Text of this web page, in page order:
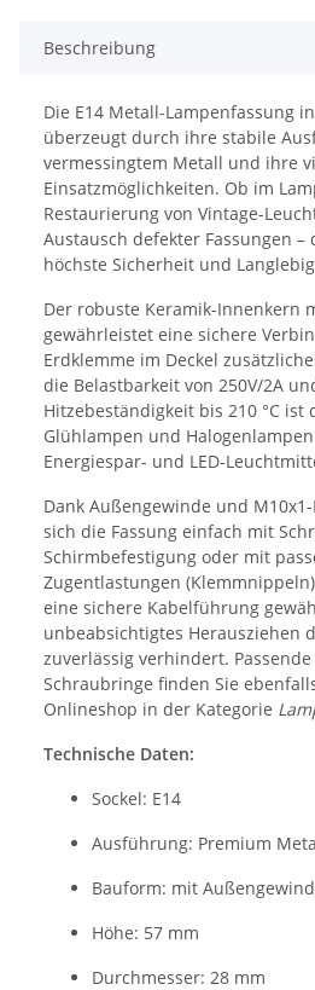
Beschreibung
Die E14 Metall-Lampenfassung
überzeugt durch ihre stabile
vermessingtem Metall und ihre
Einsatzmöglichkeiten. Ob im
Restaurierung von Vintage-
Austausch defekter Fassungen –
höchste Sicherheit und
Der robuste Keramik-Innenkern
gewährleistet eine sichere
Erdklemme im Deckel
die Belastbarkeit von 250V/2A
Hitzebeständigkeit bis 210 °C ist
Glühlampen und
Energiespar- und LED-
Dank Außengewinde und
sich die Fassung einfach mit
Schirmbefestigung oder mit
Zugentlastungen
eine sichere Kabelführung
unbeabsichtigtes Herausziehen
zuverlässig verhindert.
Schraubringe finden Sie
Onlineshop in der Kategorie
Technische Daten:
Sockel: E14
Ausführung: Premium
Bauform: mit
Höhe: 57 mm
Durchmesser: 28 mm